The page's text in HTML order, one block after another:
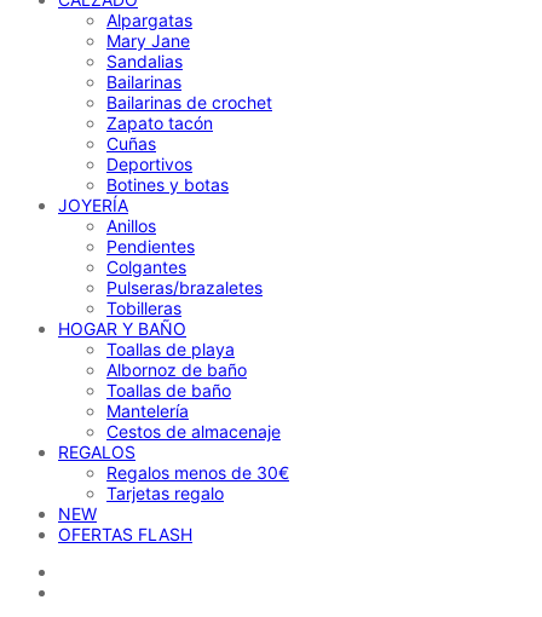
Alpargatas
Mary Jane
Sandalias
Bailarinas
Bailarinas de crochet
Zapato tacón
Cuñas
Deportivos
Botines y botas
JOYERÍA
Anillos
Pendientes
Colgantes
Pulseras/brazaletes
Tobilleras
HOGAR Y BAÑO
Toallas de playa
Albornoz de baño
Toallas de baño
Mantelería
Cestos de almacenaje
REGALOS
Regalos menos de 30€
Tarjetas regalo
NEW
OFERTAS FLASH